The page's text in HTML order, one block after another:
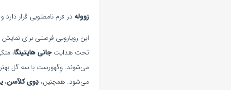
زووله در فرم نامطلوبی قرار
این رویارویی فرصتی برای
تحت هدایت جانی هایتینگا،
می‌شوند. وِگهورست با سه گل
می‌شود. همچنین، دِوی کلآسن،